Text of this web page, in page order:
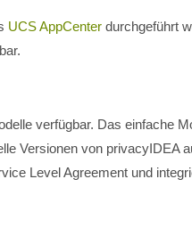
UCS AppCenter durchgeführt
verfügbar. Das einfache
Versionen von privacyIDEA
Level Agreement und